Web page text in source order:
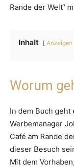
Rande der Welt“
Inhalt Anzeigen
Worum
In dem Buch
Werbemanager
Café am Rande
dieser Besuch
Mit dem